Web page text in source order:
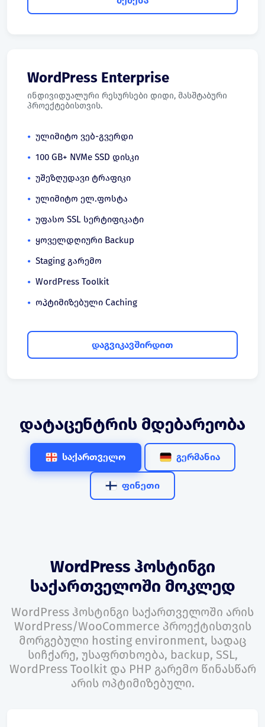
WordPress Enterprise
ინდივიდუალური რესურსები დიდი, მასშტაბური
პროექტებისთვის.
ულიმიტო ვებ-გვერდი
100 GB+ NVMe SSD დისკი
უშეზღუდავი ტრაფიკი
ულიმიტო ელ.ფოსტა
უფასო SSL სერტიფიკატი
ყოველდღიური Backup
Staging გარემო
WordPress Toolkit
ოპტიმიზებული Caching
დაგვიკავშირდით
დატაცენტრის მდებარეობა
საქართველო გერმანია
ფინეთი
WordPress ჰოსტინგი
საქართველოში მოკლედ
WordPress ჰოსტინგი საქართველოში არის
WordPress/WooCommerce პროექტისთვის
მორგებული hosting environment, სადაც
სიჩქარე, უსაფრთხოება, backup, SSL,
WordPress Toolkit და PHP გარემო წინასწარ
არის ოპტიმიზებული.